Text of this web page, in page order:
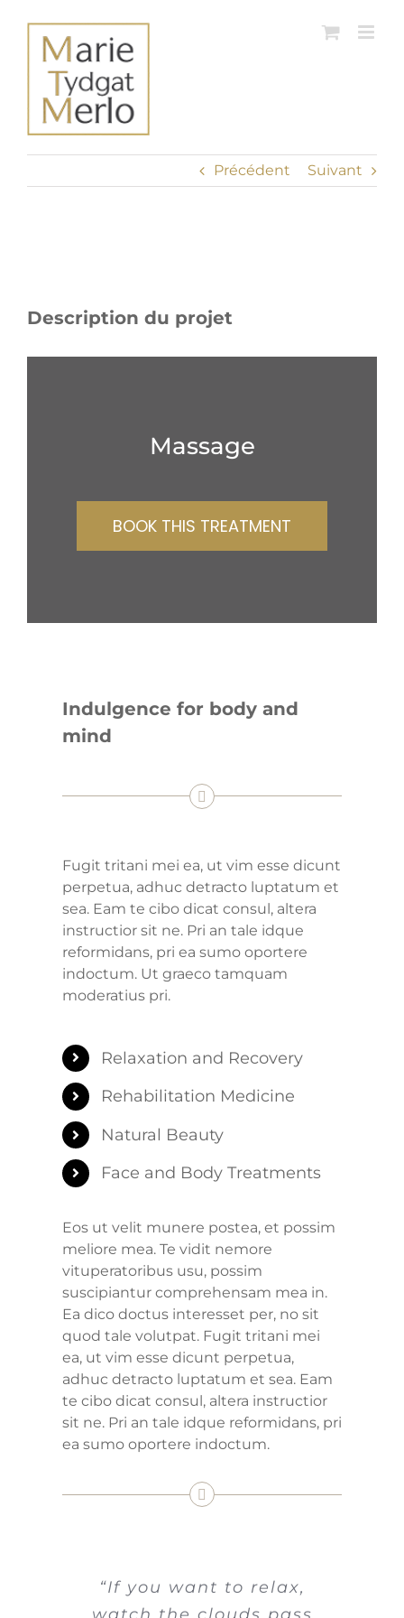
contenu
Précédent Suivant
Description du projet
Massage
BOOK THIS TREATMENT
Indulgence for body and
mind
Fugit tritani mei ea, ut vim esse dicunt
perpetua, adhuc detracto luptatum et
sea. Eam te cibo dicat consul, altera
instructior sit ne. Pri an tale idque
reformidans, pri ea sumo oportere
indoctum. Ut graeco tamquam
moderatius pri.
Relaxation and Recovery
Rehabilitation Medicine
Natural Beauty
Face and Body Treatments
Eos ut velit munere postea, et possim
meliore mea. Te vidit nemore
vituperatoribus usu, possim
suscipiantur comprehensam mea in.
Ea dico doctus interesset per, no sit
quod tale volutpat. Fugit tritani mei
ea, ut vim esse dicunt perpetua,
adhuc detracto luptatum et sea. Eam
te cibo dicat consul, altera instructior
sit ne. Pri an tale idque reformidans, pri
ea sumo oportere indoctum.
“If you want to relax,